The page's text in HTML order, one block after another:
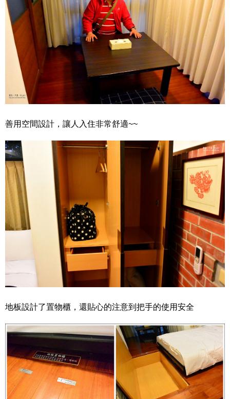
善用空間設計，讓人入住非常舒適~~
地板設計了置物櫃，還貼心的注意到把手的使用安全